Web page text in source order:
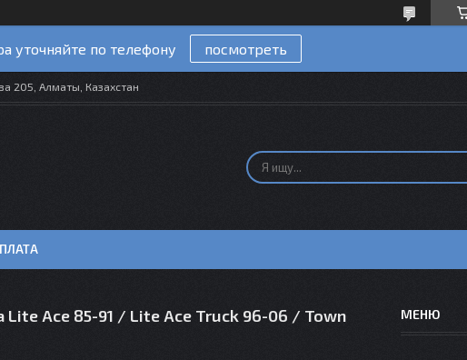
уточняйте по телефону посмотреть
205, Алматы, Казахстан
Lite Ace 85-91 / Lite Ace Truck 96-06 / Town